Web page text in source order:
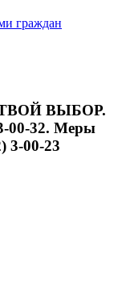
граждан
ВЫБОР.
00-32. Меры
3-00-23